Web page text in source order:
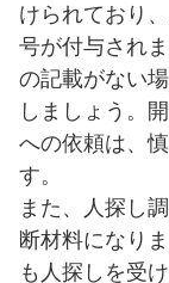
けられており
号が付与され
の記載がない
しましょう。
への依頼は、
す。
また、人探し
断材料になり
も人探しを受